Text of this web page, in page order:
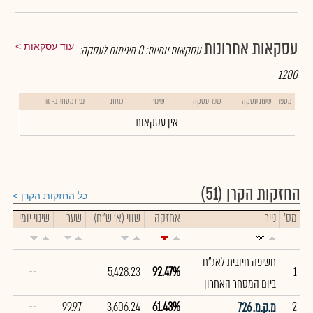
עסקאות אחרונות עוד עסקאות עסקאות יומיות:0מינימום לעסקה:
1200
מספר שעת עסקה שער עסקה שינוי כמות נפח מסחר ב- ₪
אין עסקאות
החזקות הקרן (51) כל החזקות הקרן
מס' נייר אחזקה שווי (א' ש"ח) שער שינוי יומי
1
חשיפה חיובית לאג"ח
ביום המסחר האחרון
92.47%
5,428.23
--
2
מ.ק.מ. 726 61.43%
3,606.24
99.97
--